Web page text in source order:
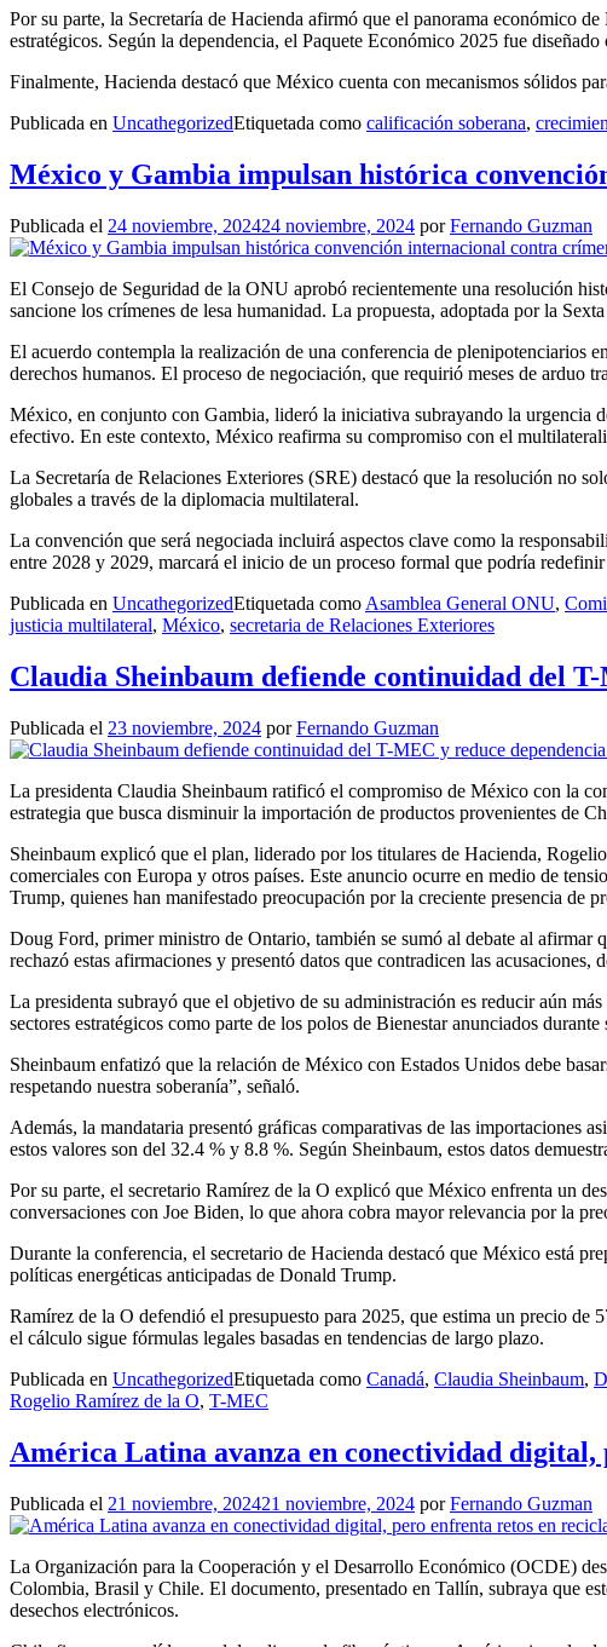
Por su parte, la Secretaría de Hacienda afirmó que el panorama económico
estratégicos. Según la dependencia, el Paquete Económico 2025 fue
Finalmente, Hacienda destacó que México cuenta con mecanismos sólidos
Publicada en UncathegorizedEtiquetada como calificación soberana,
México y Gambia impulsan histórica
Publicada el 24 noviembre, 202424 noviembre, 2024 porFernando Guzman
El Consejo de Seguridad de la ONU aprobó recientemente una resolución
sancione los crímenes de lesa humanidad. La propuesta, adoptada por la
El acuerdo contempla la realización de una conferencia de plenipotenciarios
derechos humanos. El proceso de negociación, que requirió meses de
México, en conjunto con Gambia, lideró la iniciativa subrayando la urgencia
efectivo. En este contexto, México reafirma su compromiso con el
La Secretaría de Relaciones Exteriores (SRE) destacó que la resolución no
globales a través de la diplomacia multilateral.
La convención que será negociada incluirá aspectos clave como la
entre 2028 y 2029, marcará el inicio de un proceso formal que podría
Publicada en UncathegorizedEtiquetada como Asamblea General ONU,
justicia multilateral, México, secretaria de Relaciones Exteriores
Claudia Sheinbaum defiende continuidad del
Publicada el 23 noviembre, 2024 porFernando Guzman
La presidenta Claudia Sheinbaum ratificó el compromiso de México con la
estrategia que busca disminuir la importación de productos provenientes de
Sheinbaum explicó que el plan, liderado por los titulares de Hacienda,
comerciales con Europa y otros países. Este anuncio ocurre en medio de
Trump, quienes han manifestado preocupación por la creciente presencia de
Doug Ford, primer ministro de Ontario, también se sumó al debate al afirmar
rechazó estas afirmaciones y presentó datos que contradicen las
La presidenta subrayó que el objetivo de su administración es reducir aún
sectores estratégicos como parte de los polos de Bienestar anunciados durante
Sheinbaum enfatizó que la relación de México con Estados Unidos debe
respetando nuestra soberanía”, señaló.
Además, la mandataria presentó gráficas comparativas de las importaciones
estos valores son del 32.4 % y 8.8 %. Según Sheinbaum, estos datos
Por su parte, el secretario Ramírez de la O explicó que México enfrenta un
conversaciones con Joe Biden, lo que ahora cobra mayor relevancia por la
Durante la conferencia, el secretario de Hacienda destacó que México está
políticas energéticas anticipadas de Donald Trump.
Ramírez de la O defendió el presupuesto para 2025, que estima un precio
el cálculo sigue fórmulas legales basadas en tendencias de largo plazo.
Publicada en UncathegorizedEtiquetada como Canadá, Claudia Sheinbaum,
Rogelio Ramírez de la O, T-MEC
América Latina avanza en conectividad
Publicada el 21 noviembre, 202421 noviembre, 2024 porFernando Guzman
La Organización para la Cooperación y el Desarrollo Económico (OCDE)
Colombia, Brasil y Chile. El documento, presentado en Tallín, subraya que
desechos electrónicos.